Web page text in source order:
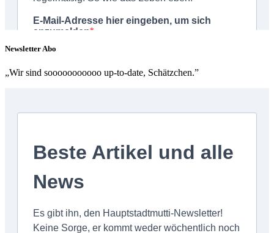
Newsletter Abo
„Wir sind sooooooooooo up-to-date, Schätzchen.”